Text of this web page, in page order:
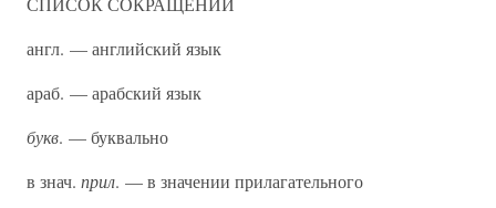
англ. — английский язык
араб. — арабский язык
букв. — буквально
в знач. прил. — в значении прилагательного